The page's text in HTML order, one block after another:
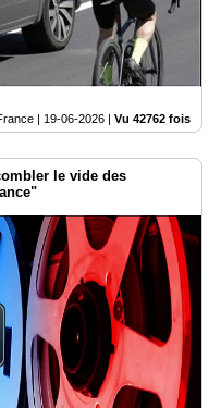
| 19-06-2026 | Vu 42762 fois
le vide des